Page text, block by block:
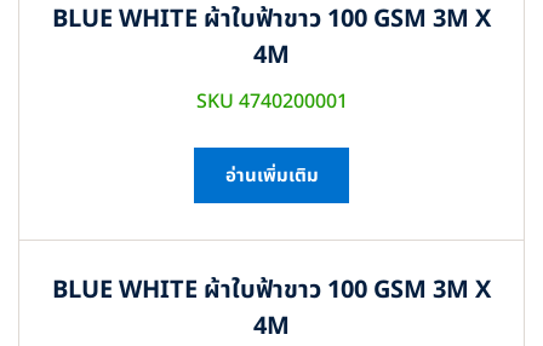
BLUE WHITE ผ้าใบฟ้าขาว 100 GSM 3M X
4M
SKU 4740200001
อ่านเพิ่มเติม
BLUE WHITE ผ้าใบฟ้าขาว 100 GSM 3M X
4M